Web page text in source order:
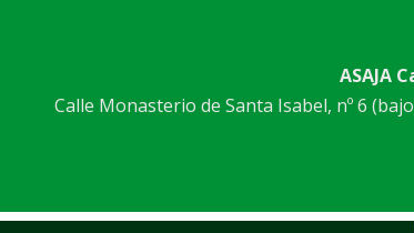
ASAJA
Calle Monasterio de Santa Isabel, nº 6